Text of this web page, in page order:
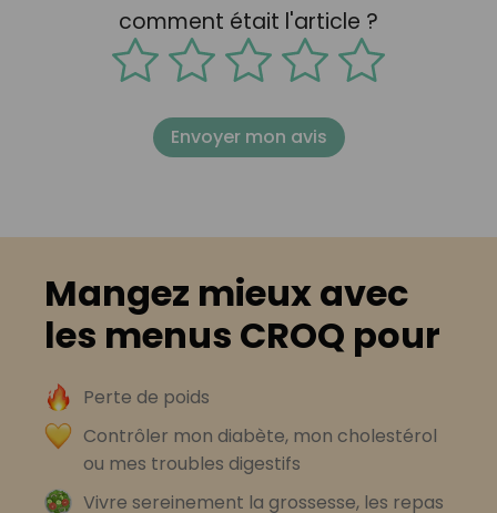
comment était l'article ?
Envoyer mon avis
Mangez mieux avec
les menus CROQ pour
Perte de poids
Contrôler mon diabète, mon cholestérol
ou mes troubles digestifs
Vivre sereinement la grossesse, les repas